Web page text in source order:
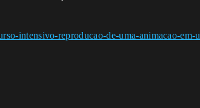
intensivo-reproducao-de-uma-animacao-em-